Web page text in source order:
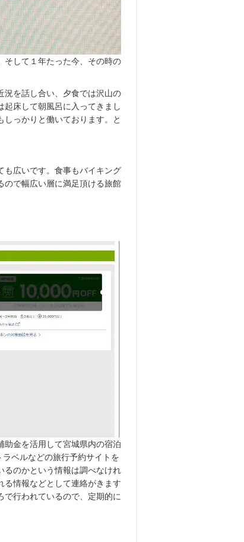
そして１年たった今、その時の
況を話し合い、夕食では沢山の
床して朝風呂に入ってきまし
っかりと働いております。と
も広いです。食事もバイキング
ので幅広い層に満足頂ける旅館
助金を活用して宮城県内の宿泊
ベルなどの旅行予約サイトを
るのかという情報は調べなけれ
る情報などとして連絡がきます
行われているので、定期的に